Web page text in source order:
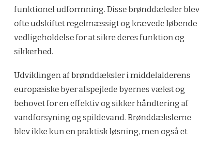
funktionel udformning. Disse brønddæksler blev
ofte udskiftet regelmæssigt og krævede løbende
vedligeholdelse for at sikre deres funktion og
sikkerhed.
Udviklingen af brønddæksler i middelalderens
europæiske byer afspejlede byernes vækst og
behovet for en effektiv og sikker håndtering af
vandforsyning og spildevand. Brønddækslerne
blev ikke kun en praktisk løsning, men også et